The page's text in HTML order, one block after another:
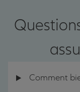
Comment